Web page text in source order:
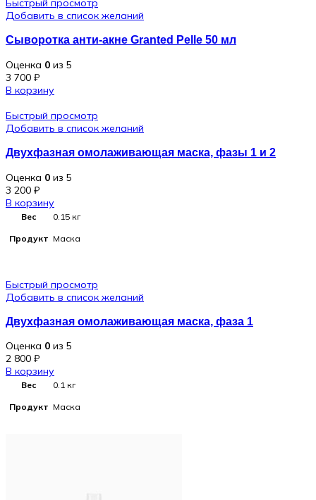
Быстрый просмотр
Добавить в список желаний
Сыворотка анти-акне Granted Pelle 50 мл
Оценка 0 из 5
3 700 ₽
В корзину
Быстрый просмотр
Добавить в список желаний
Двухфазная омолаживающая маска, фазы 1 и 2
Оценка 0 из 5
3 200 ₽
В корзину
Вес 0.15 кг
Продукт Маска
Свойства
,
,
Очищение
Питание
Быстрый просмотр
Добавить в список желаний
Двухфазная омолаживающая маска, фаза 1
Оценка 0 из 5
2 800 ₽
В корзину
Вес 0.1 кг
Продукт Маска